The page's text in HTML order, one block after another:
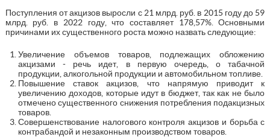
Поступления от акцизов выросли с 21 млрд. руб. в 2015 году до 59
млрд. руб. в 2022 году, что составляет 178,57%. Основными
причинами их существенного роста можно назвать следующие:
Увеличение объемов товаров, подлежащих обложению
акцизами - речь идет, в первую очередь, о табачной
продукции, алкогольной продукции и автомобильном топливе.
Повышение ставок акцизов, что напрямую приводит к
увеличению доходов, которые идут в бюджет, так как не было
отмечено существенного снижения потребления подакцизных
товаров.
Совершенствование налогового контроля акцизов и борьба с
контрабандой и незаконным производством товаров.